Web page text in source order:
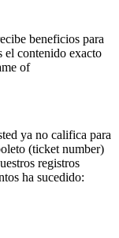
beneficios para
el contenido exacto
of
ya no califica para
(ticket number)
registros
ha sucedido: